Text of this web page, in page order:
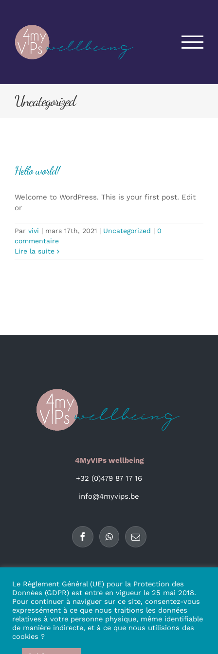
contenu
Uncategorized
Hello world!
Welcome to WordPress. This is your first post. Edit
or
Par vivi | mars 17th, 2021 | Uncategorized | 0
commentaire
Lire la suite
4MyVIPs wellbeing
+32 (0)479 87 17 16
info@4myvips.be
Copyright 2021 | Tous droits réservés | Design par
Politique de confidentialité
Le Règlement Général (UE) pour la Protection des
Données (GDPR) est entré en vigueur le 25 mai 2018.
Pour continuer à naviguer sur ce site, consentez-vous
expressément à ce que nous traitions les données
relatives à votre personne physique, même identifiable
de manière indirecte, et à ce que nous utilisions des
cookies ?